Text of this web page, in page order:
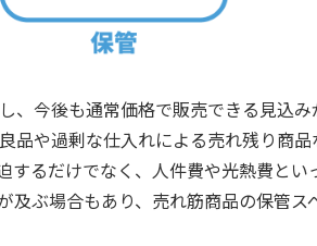
、今後も通常価格で販売できる見込
や過剰な仕入れによる売れ残り商品
するだけでなく、人件費や光熱費と
及ぶ場合もあり、売れ筋商品の保管